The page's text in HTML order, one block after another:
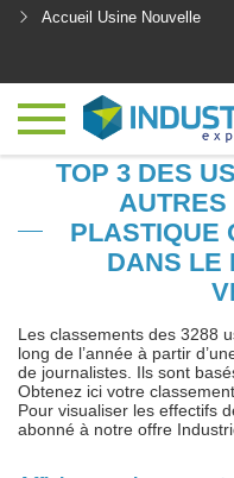
Accueil Usine Nouvelle
TOP 3 DES
AUTRES
PLASTIQUE
DANS LE
Les classements des 3288
long de l’année à partir
de journalistes. Ils sont
Obtenez ici votre
Pour visualiser les effectifs
abonné à notre offre